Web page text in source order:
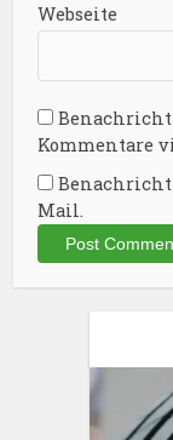
Webseite
Kommentare
Mail.